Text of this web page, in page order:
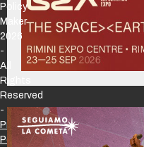
Policy
Maker
2026
-
All
Rights
Reserved
-
Privacy
Policy